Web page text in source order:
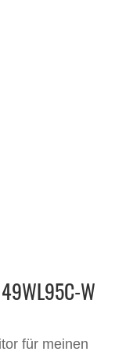
W
für meinen